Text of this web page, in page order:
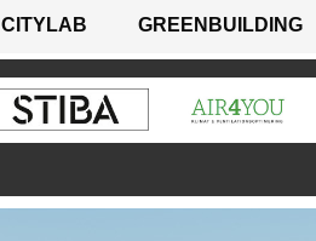
CITYLAB GREENBUILDING